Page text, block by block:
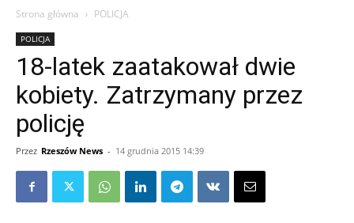
Strona główna POLICJA
POLICJA
18-latek zaatakował dwie
kobiety. Zatrzymany przez
policję
Przez Rzeszów News - 14 grudnia 2015 14:39